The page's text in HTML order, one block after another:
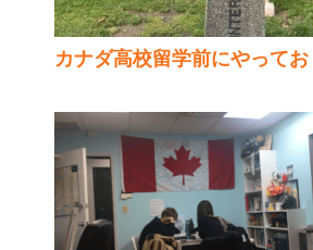
カナダ高校留学前にやってお